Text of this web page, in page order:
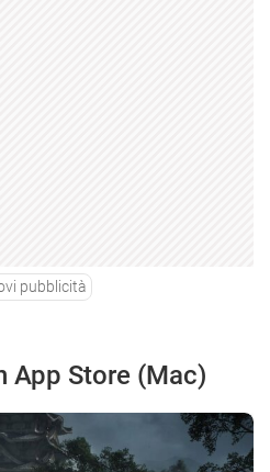
pubblicità
App Store (Mac)